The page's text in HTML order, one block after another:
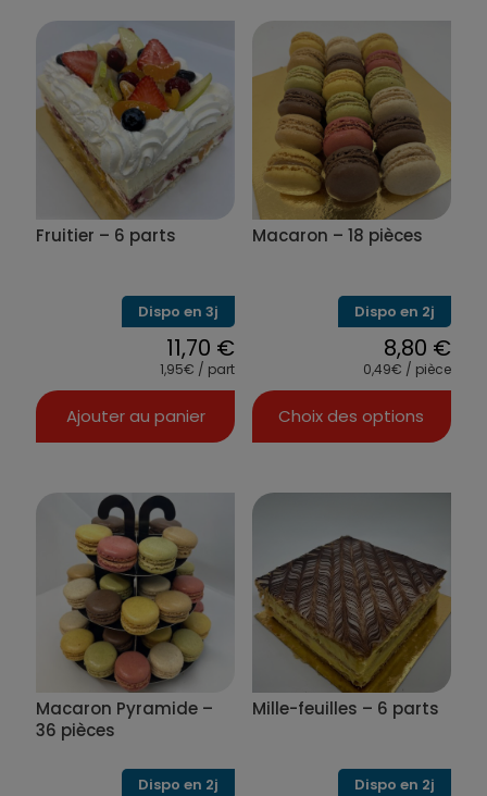
Fruitier – 6 parts
Dispo en 3j
11,70 €
1,95€ / part
Ajouter au panier
Macaron – 18 pièces
Dispo en 2j
8,80 €
0,49€ / pièce
Choix des options
variations.
Les
options
peuvent
être
choisies
sur
la
page
Macaron Pyramide –
36 pièces
Dispo en 2j
Mille-feuilles – 6 parts
Dispo en 2j